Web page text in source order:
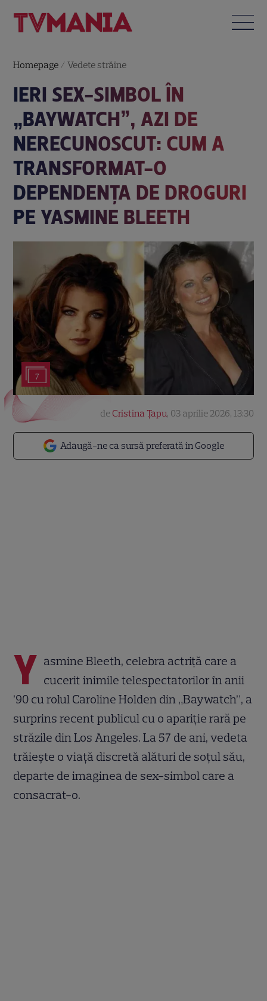
Homepage /Vedete străine
IERI SEX-SIMBOL ÎN
„BAYWATCH”, AZI DE
NERECUNOSCUT: CUM A
TRANSFORMAT-O
DEPENDENȚA DE DROGURI
PE YASMINE BLEETH
7
Adaugă-ne ca sursă preferată în Google
de Cristina Țapu, 03 aprilie 2026, 13:30
Y asmine Bleeth, celebra actriță care a
cucerit inimile telespectatorilor în anii
’90 cu rolul Caroline Holden din „Baywatch”, a
surprins recent publicul cu o apariție rară pe
străzile din Los Angeles. La 57 de ani, vedeta
trăiește o viață discretă alături de soțul său,
departe de imaginea de sex-simbol care a
consacrat-o.